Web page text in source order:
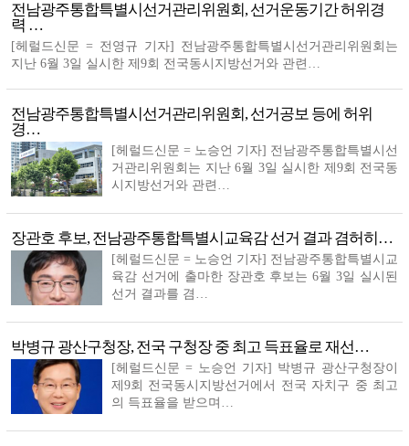
이재각 진도군수, 폭염 대비 양식장 등 현장 점검 진행…
나주시 노안면, 폭염 장기화 속 ‘무더위 쉼터’ 50곳…
진도군, 찾아가는 레드서클 사업 운영
진도군, 홈스쿨링 뇌총총+업(UP)프로그램 운영
전남광주통합특별시선거관리위원회, 선거운동기간 허위경
력 …
[헤럴드신문 = 전영규 기자] 전남광주통합특별시선거관리위원회는
지난 6월 3일 실시한 제9회 전국동시지방선거와 관련…
전남광주통합특별시선거관리위원회, 선거공보 등에 허위
경…
[헤럴드신문 = 노승언 기자] 전남광주통합특별시선
거관리위원회는 지난 6월 3일 실시한 제9회 전국동
시지방선거와 관련…
장관호 후보, 전남광주통합특별시교육감 선거 결과 겸허히…
[헤럴드신문 = 노승언 기자] 전남광주통합특별시교
육감 선거에 출마한 장관호 후보는 6월 3일 실시된
선거 결과를 겸…
박병규 광산구청장, 전국 구청장 중 최고 득표율로 재선…
[헤럴드신문 = 노승언 기자] 박병규 광산구청장이
제9회 전국동시지방선거에서 전국 자치구 중 최고
의 득표율을 받으며…